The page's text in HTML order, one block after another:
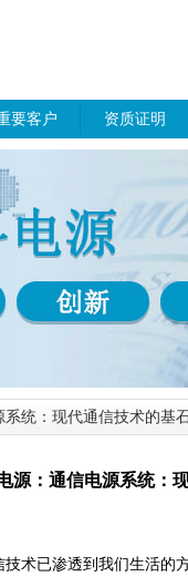
要客户 资质证明
统：现代通信技术的基
源：通信电源系统：
已渗透到我们生活的